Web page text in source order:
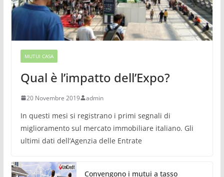
MUTUI CASA
Qual è l’impatto dell’Expo?
20 Novembre 2019 admin
In questi mesi si registrano i primi segnali di
miglioramento sul mercato immobiliare italiano. Gli
ultimi dati dell’Agenzia delle Entrate
Convengono i mutui a tasso